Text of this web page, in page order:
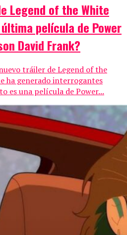
Legend of the White
película de Power
David Frank?
tráiler de Legend of the
ha generado interrogantes
es una película de Power...